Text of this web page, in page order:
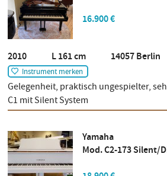
16.900 €
2010 L 161 cm 14057 Berlin
Instrument merken
Gelegenheit, praktisch ungespielter,
C1 mit Silent System
Yamaha
Mod. C2-173 Silent/